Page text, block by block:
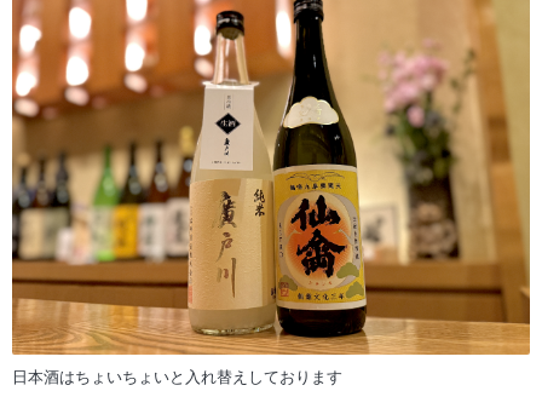
日本酒はちょいちょいと入れ替えしております